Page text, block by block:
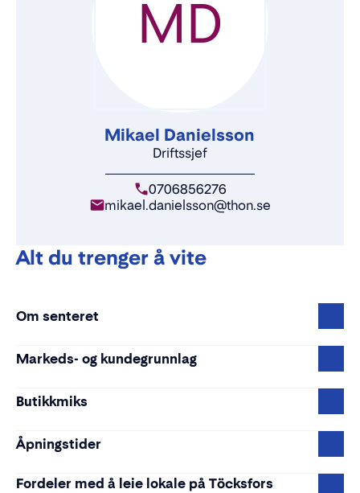
Mikael Danielsson
Driftssjef
0706856276
mikael.danielsson@thon.se
MD
Alt du trenger å vite
Om senteret
Markeds- og kundegrunnlag
Butikkmiks
Åpningstider
Fordeler med å leie lokale på Töcksfors